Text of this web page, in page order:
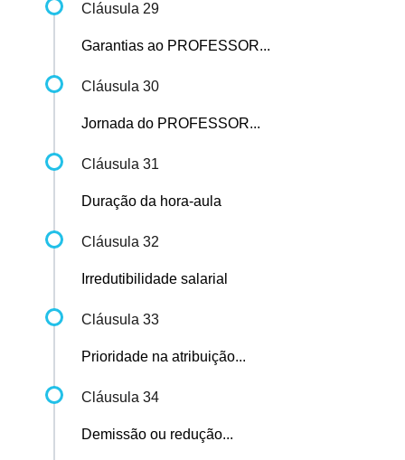
Cláusula 29
Garantias ao PROFESSOR...
Cláusula 30
Jornada do PROFESSOR...
Cláusula 31
Duração da hora-aula
Cláusula 32
Irredutibilidade salarial
Cláusula 33
Prioridade na atribuição...
Cláusula 34
Demissão ou redução...